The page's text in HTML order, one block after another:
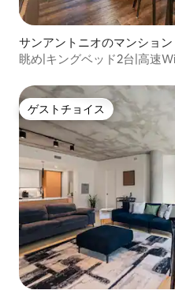
サンアントニオのマンション
眺め|キングベッド2台|高速
ゲストチョイス
ゲストチョイス